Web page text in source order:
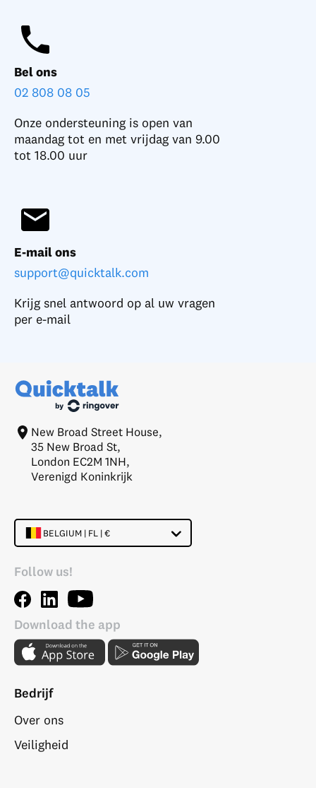
Bel ons
02 808 08 05
Onze ondersteuning is open van
maandag tot en met vrijdag van 9.00
tot 18.00 uur
E-mail ons
support@quicktalk.com
Krijg snel antwoord op al uw vragen
per e-mail
New Broad Street House,
35 New Broad St,
London EC2M 1NH,
Verenigd Koninkrijk
BELGIUM | FL | €
Follow us!
Download the app
Bedrijf
Over ons
Veiligheid